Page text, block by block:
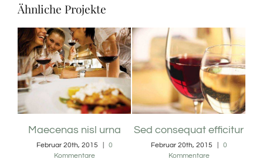
Ähnliche Projekte
Maecenas nisl urna
Februar 20th, 2015
0
Kommentare
Sed consequat efficitur
Februar 20th, 2015
0
Kommentare